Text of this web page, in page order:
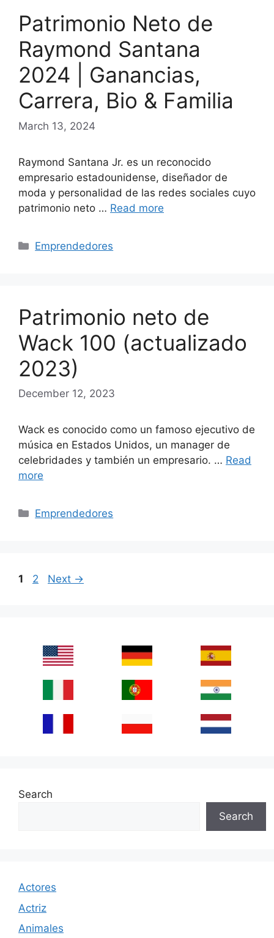
Patrimonio Neto de
Raymond Santana
2024 | Ganancias,
Carrera, Bio & Familia
March 13, 2024
Raymond Santana Jr. es un reconocido
empresario estadounidense, diseñador de
moda y personalidad de las redes sociales cuyo
patrimonio neto … Read more
Categories
Emprendedores
Patrimonio neto de
Wack 100 (actualizado
2023)
December 12, 2023
Wack es conocido como un famoso ejecutivo de
música en Estados Unidos, un manager de
celebridades y también un empresario. … Read
more
Categories
Emprendedores
Page
1 Page
2 Next →
Search
Search
Actores
Actriz
Animales